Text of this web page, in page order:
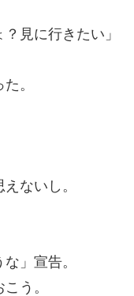
見に行きたい」
。
ないし。
」宣告。
う。